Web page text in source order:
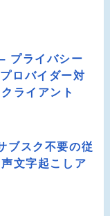
プライバシー
ロバイダー対
ライアント
ブスク不要の従
文字起こしア